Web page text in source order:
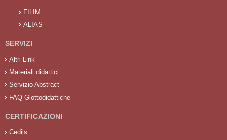
FILIM
ALIAS
SERVIZI
Altri Link
Materiali didattici
Servizio Abstract
FAQ Glottodidattiche
CERTIFICAZIONI
Cedils